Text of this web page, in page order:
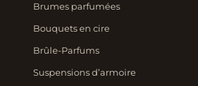
Brumes parfumées
Bouquets en cire
Brûle-Parfums
Suspensions d’armoire